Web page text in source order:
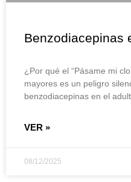
Benzodiacepinas
¿Por qué el “Pásame mi
mayores es un peligro
benzodiacepinas en el
VER »
08/12/2025